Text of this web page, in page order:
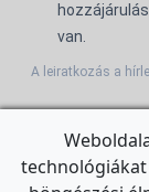
van.
A leiratkozás a
For the